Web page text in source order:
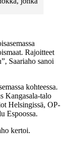
Rajoitteet
Saariaho sanoi
kohteessa.
Kangasala-talo
Helsingissä, OP-
Espoossa.
kertoi.